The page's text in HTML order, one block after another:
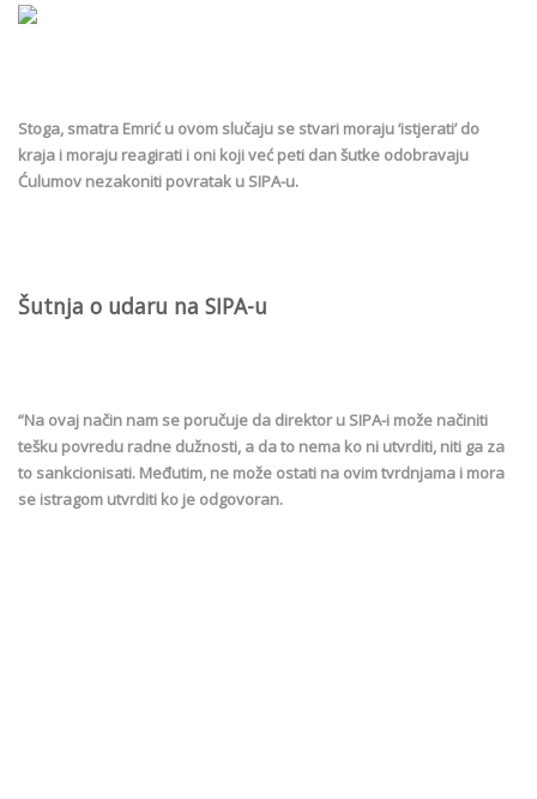
Stoga, smatra Emrić u ovom slučaju se stvari moraju ‘istjerati’ do
kraja i moraju reagirati i oni koji već peti dan šutke odobravaju
Ćulumov nezakoniti povratak u SIPA-u.
Šutnja o udaru na SIPA-u
“Na ovaj način nam se poručuje da direktor u SIPA-i može načiniti
tešku povredu radne dužnosti, a da to nema ko ni utvrditi, niti ga za
to sankcionisati. Međutim, ne može ostati na ovim tvrdnjama i mora
se istragom utvrditi ko je odgovoran.